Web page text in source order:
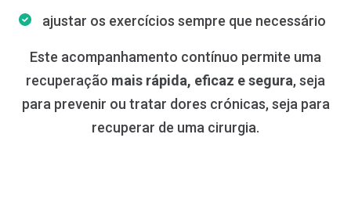
ajustar os exercícios sempre que necessário
Este acompanhamento contínuo permite uma
recuperação mais rápida, eficaz e segura, seja
para prevenir ou tratar dores crónicas, seja para
recuperar de uma cirurgia.